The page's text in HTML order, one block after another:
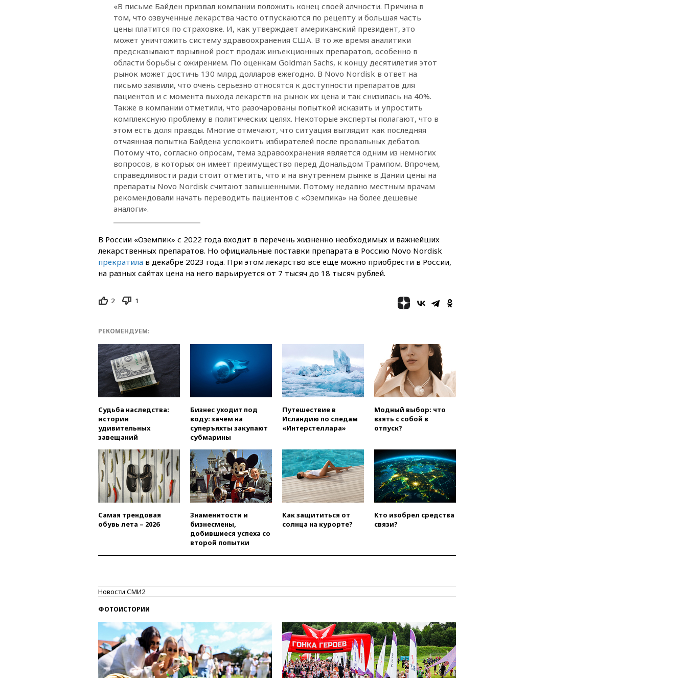
загорелся после падения
обломков дрона
08:57Собянин сообщил о
девяти БПЛА, сбитых на
подлете к Москве
08:42Силы ПВО сбили почти
400 БПЛА над российскими
регионами
08:16 Лукашенко призвал
белорусов покупать избы в
селах
07:30 Нигерия стала
крупнейшим поставщиком
авиатоплива в Европу
06:30 США и Колумбия
обсуждают координацию
усилий против наркотрафика
05:30 ВМС Испании усилили
03:30 В Минстрое сравнили
качество жилья в Нью-Йорке и
России
02:30 Трамп попросил
отпустить его с круглого стола
FT: ЕС не готов принять в
блок Украину из-за уровня
коррупции
вчера, 23:35Лукашенко
объяснил экономическую
вчера, 22:59На башню
скульптуру балерины
вчера, 22:45Литовец
протаранил погранпункт при
попытке попасть в Россию
вчера, 22:28Бессент
анонсировал скорое
соглашение о прекращении
получили ножевые ранения
вчера, 21:56The Atlantic: Маск
отказал Украине в
использовании Starlink для
атак вглубь РФ
вчера, 21:35 После пожара на
«В письме Байден призвал компании положить конец своей алчности. Причина в
том, что озвученные лекарства часто отпускаются по рецепту и большая часть
цены платится по страховке. И, как утверждает американский президент, это
может уничтожить систему здравоохранения США. В то же время аналитики
предсказывают взрывной рост продаж инъекционных препаратов, особенно в
области борьбы с ожирением. По оценкам Goldman Sachs, к концу десятилетия этот
рынок может достичь 130 млрд долларов ежегодно. В Novo Nordisk в ответ на
письмо заявили, что очень серьезно относятся к доступности препаратов для
пациентов и с момента выхода лекарств на рынок их цена и так снизилась на 40%.
Также в компании отметили, что разочарованы попыткой исказить и упростить
комплексную проблему в политических целях. Некоторые эксперты полагают, что в
этом есть доля правды. Многие отмечают, что ситуация выглядит как последняя
отчаянная попытка Байдена успокоить избирателей после провальных дебатов.
Потому что, согласно опросам, тема здравоохранения является одним из немногих
вопросов, в которых он имеет преимущество перед Дональдом Трампом. Впрочем,
справедливости ради стоит отметить, что и на внутреннем рынке в Дании цены на
препараты Novo Nordisk считают завышенными. Потому недавно местным врачам
рекомендовали начать переводить пациентов с «Оземпика» на более дешевые
аналоги».
В России «Оземпик» с 2022 года входит в перечень жизненно необходимых и важнейших
лекарственных препаратов. Но официальные поставки препарата в Россию Novo Nordisk
прекратила в декабре 2023 года. При этом лекарство все еще можно приобрести в России,
на разных сайтах цена на него варьируется от 7 тысяч до 18 тысяч рублей.
2 1
РЕКОМЕНДУЕМ:
Судьба наследства:
истории
удивительных
завещаний
Бизнес уходит под
воду: зачем на
суперъяхты закупают
субмарины
Путешествие в
Исландию по следам
«Интерстеллара»
Модный выбор: что
взять с собой в
отпуск?
Самая трендовая
обувь лета – 2026
Знаменитости и
бизнесмены,
добившиеся успеха со
второй попытки
Как защититься от
солнца на курорте?
Кто изобрел средства
связи?
Новости СМИ2
ФОТОИСТОРИИ